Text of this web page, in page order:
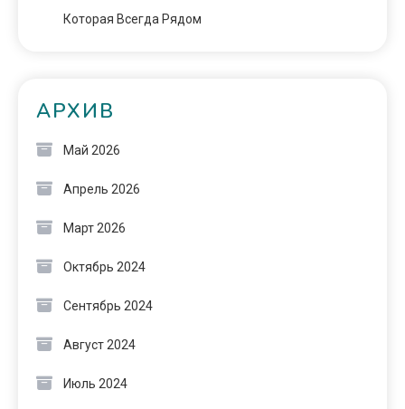
Которая Всегда Рядом
АРХИВ
Май 2026
Апрель 2026
Март 2026
Октябрь 2024
Сентябрь 2024
Август 2024
Июль 2024